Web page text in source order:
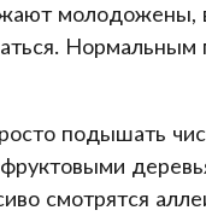
молодожены,
Нормальным
подышать
смотрятся